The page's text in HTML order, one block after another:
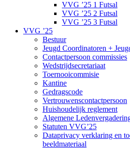
VVG ’25 1 Futsal
VVG ’25 2 Futsal
VVG ’25 3 Futsal
VVG ’25
Bestuur
Jeugd Coordinatoren +
Contactpersoon commissies
Wedstrijdsecretariaat
Toernooicommisie
Kantine
Gedragscode
Vertrouwenscontactpersoon
Huishoudelijk reglement
Algemene
Statuten VVG’25
Dataprivacy verklaring en
beeldmateriaal